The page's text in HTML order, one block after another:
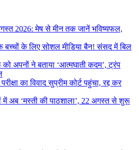
2026: मेष से मीन तक जानें भविष्यफल,
के लिए सोशल मीडिया बैन! संसद में बिल
अपनों ने बताया ‘आत्मघाती कदम’, ट्रंप
का विवाद सुप्रीम कोर्ट पहुंचा, रद्द कर
में अब ‘मस्ती की पाठशाला’, 22 अगस्त से शुरू